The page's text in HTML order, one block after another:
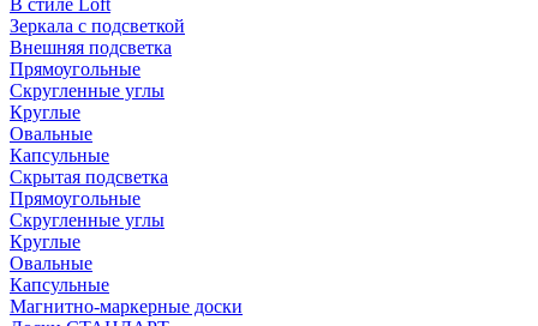
В стиле Loft
Зеркала с подсветкой
Внешняя подсветка
Прямоугольные
Скругленные углы
Круглые
Овальные
Капсульные
Скрытая подсветка
Прямоугольные
Скругленные углы
Круглые
Овальные
Капсульные
Магнитно-маркерные доски